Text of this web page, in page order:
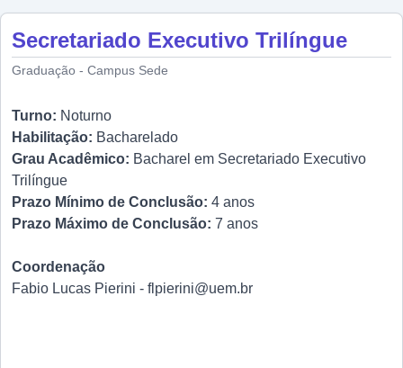
Secretariado Executivo Trilíngue
Graduação - Campus Sede
Turno: Noturno
Habilitação: Bacharelado
Grau Acadêmico: Bacharel em Secretariado Executivo
Trilíngue
Prazo Mínimo de Conclusão: 4 anos
Prazo Máximo de Conclusão: 7 anos
Coordenação
Fabio Lucas Pierini - flpierini@uem.br